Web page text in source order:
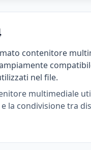
contenitore
nel file.
multimediale
la condivisione tra